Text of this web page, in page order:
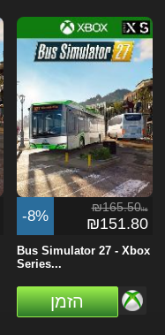
-8% ₪165.50ils
₪151.80
Bus Simulator 27 - Xbox
Series...
הזמן